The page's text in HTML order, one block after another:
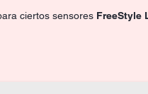
ciertos sensores FreeStyle